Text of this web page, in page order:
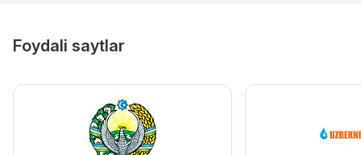
Foydali saytlar